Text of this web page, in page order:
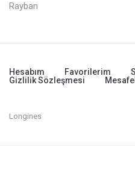
Rayban
Hesabım Favorilerim
Gizlilik Sözleşmesi
Longines